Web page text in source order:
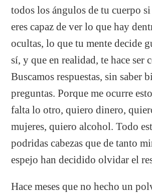
todos los ángulos de tu cuerpo
eres capaz de ver lo que hay
ocultas, lo que tu mente decide
sí, y que en realidad, te hace ser
Buscamos respuestas, sin saber
preguntas. Porque me ocurre
falta lo otro, quiero dinero,
mujeres, quiero alcohol. Todo
podridas cabezas que de tanto
espejo han decidido olvidar el
Hace meses que no hecho un